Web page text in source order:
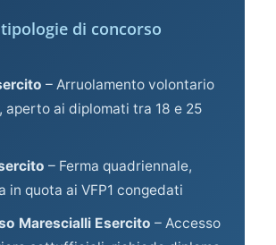
di concorso
– Arruolamento volontario
aperto ai diplomati tra 18 e 25
– Ferma quadriennale,
in quota ai VFP1 congedati
Marescialli Esercito – Accesso